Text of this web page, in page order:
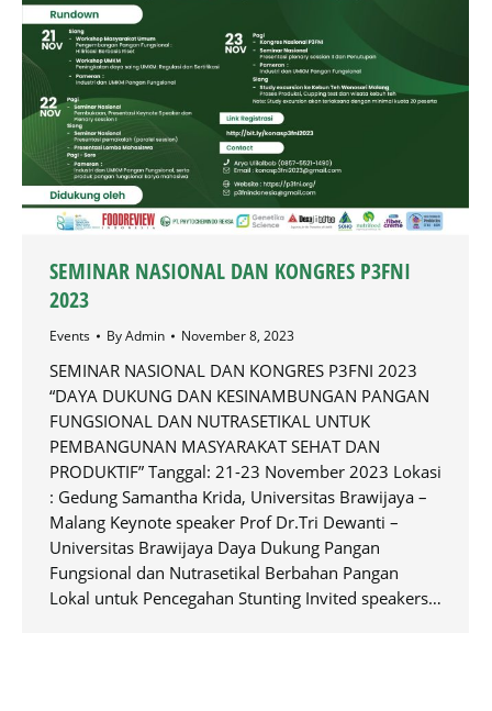
SEMINAR NASIONAL DAN KONGRES P3FNI
2023
Events ByAdmin November 8, 2023
SEMINAR NASIONAL DAN KONGRES P3FNI 2023
“DAYA DUKUNG DAN KESINAMBUNGAN PANGAN
FUNGSIONAL DAN NUTRASETIKAL UNTUK
PEMBANGUNAN MASYARAKAT SEHAT DAN
PRODUKTIF” Tanggal: 21-23 November 2023 Lokasi
: Gedung Samantha Krida, Universitas Brawijaya –
Malang Keynote speaker Prof Dr.Tri Dewanti –
Universitas Brawijaya Daya Dukung Pangan
Fungsional dan Nutrasetikal Berbahan Pangan
Lokal untuk Pencegahan Stunting Invited speakers…